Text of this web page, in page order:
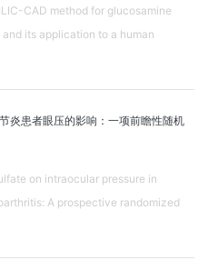
CAD method for glucosamine
its application to a human
炎患者眼压的影响：一项前瞻性随机
on intraocular pressure in
A prospective randomized